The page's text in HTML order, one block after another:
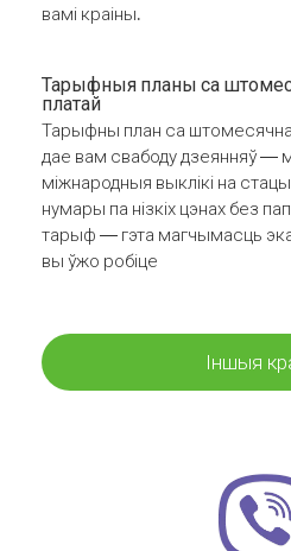
вамі краіны.
Тарыфныя планы са
платай
Тарыфны план са
дае вам свабоду дзеянняў —
міжнародныя выклікі на
нумары па нізкіх цэнах без
тарыф — гэта магчымасць
вы ўжо робіце
Іншыя